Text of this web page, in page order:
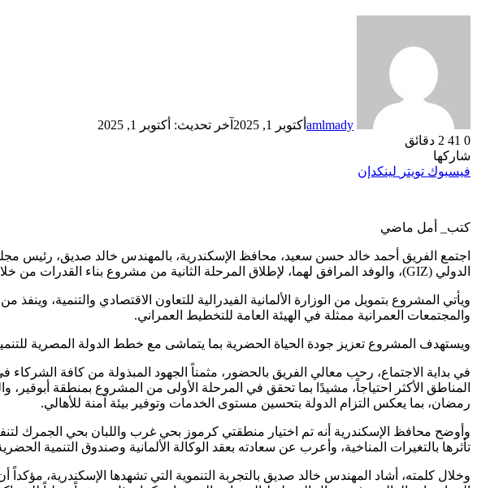
amlmady أكتوبر 1, 2025
آخر تحديث: أكتوبر 1, 2025
0
2 دقائق
شاركها
فيسبوك تويتر لينكدإن
كتب_ أمل ماضي
الدولي (GIZ)، والوفد المرافق لهما، لإطلاق المرحلة الثانية من مشروع بناء القدرات من خلال تطوير البنية التحتية في المناطق الحضرية بمحافظة الإسكندرية.
ويأتي المشروع بتمويل من الوزارة الألمانية الفيدرالية للتعاون الاقتصادي والتنمية،
والمجتمعات العمرانية ممثلة في الهيئة العامة للتخطيط العمراني.
ويستهدف المشروع تعزيز جودة الحياة الحضرية بما يتماشى مع خطط الدولة المصرية للتنمية
في بداية الاجتماع، رحب معالي الفريق بالحضور، مثمناً الجهود المبذولة من كافة
رمضان، بما يعكس التزام الدولة بتحسين مستوى الخدمات وتوفير بيئة آمنة للأهالي.
وأوضح محافظ الإسكندرية أنه تم اختيار منطقتي كرموز بحي غرب واللبان بحي الجمرك
تأثرها بالتغيرات المناخية، وأعرب عن سعادته بعقد الوكالة الألمانية وصندوق التنمية
وخلال كلمته، أشاد المهندس خالد صديق بالتجربة التنموية التي تشهدها الإسكندرية،